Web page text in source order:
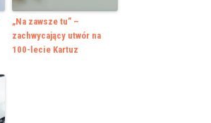
„Na zawsze tu” –
zachwycający utwór na
100-lecie Kartuz